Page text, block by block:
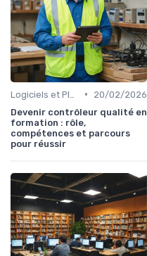
•
20/02/2026
Devenir contrôleur qualité en
formation : rôle,
compétences et parcours
pour réussir